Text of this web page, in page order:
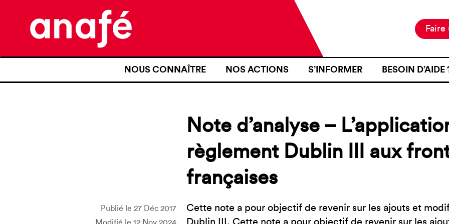
NOUS CONNAÎTRE
NOS REVENDICATIONS
TRANSPARENCE
NOS PARTENAIRES
NOS ACTIONS
NOS MOYENS D’ACTION
S’INFORMER
RESSOURCES
CARTOGRAPHIE
BESOIN D’AIDE
J’AI FAIT
D’IDENTITÉ À
INTÉRIEURE
JE VOUDRAIS
Faire
Note d’analyse –
règlement Dublin III aux
françaises
Publié le 27 Déc 2017
Cette note a pour objectif de revenir sur les ajouts et
Dublin III, Cette note a pour objectif de revenir sur les